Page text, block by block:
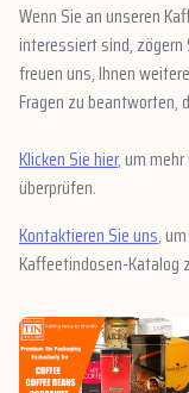
Wenn Sie an unseren
interessiert sind,
freuen uns, Ihnen
Fragen zu beantworten,
Klicken Sie hier, um
überprüfen.
Kontaktieren Sie uns,
Kaffeetindosen-Katalog